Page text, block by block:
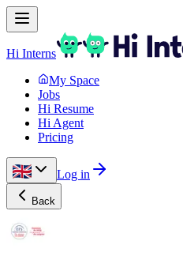
Hi Interns
My Space
Jobs
Hi Resume
Hi Agent
Pricing
Log in
Back